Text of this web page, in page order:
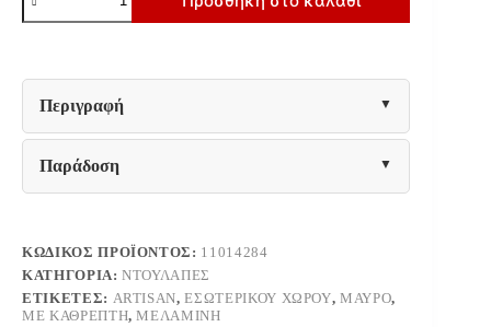
CORBETT
4K1F1O
OAK/
ΜΑΥΡΟ
ΜΑΤ
ΧΡΩΜΑ
183x55x211εκ
ποσότητα
Περιγραφή
Παράδοση
ΚΩΔΙΚΌΣ ΠΡΟΪΌΝΤΟΣ: 11014284
ΚΑΤΗΓΟΡΊΑ:ΝΤΟΥΛΆΠΕΣ
ΕΤΙΚΈΤΕΣ: ARTISAN,ΕΣΩΤΕΡΙΚΟΎ ΧΏΡΟΥ,ΜΑΎΡΟ,
ΜΕ ΚΑΘΡΈΠΤΗ,ΜΕΛΑΜΊΝΗ